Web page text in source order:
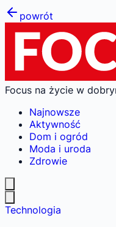
powrót
Focus na życie w
Najnowsze
Aktywność
Dom i ogród
Moda i uroda
Zdrowie
Technologia